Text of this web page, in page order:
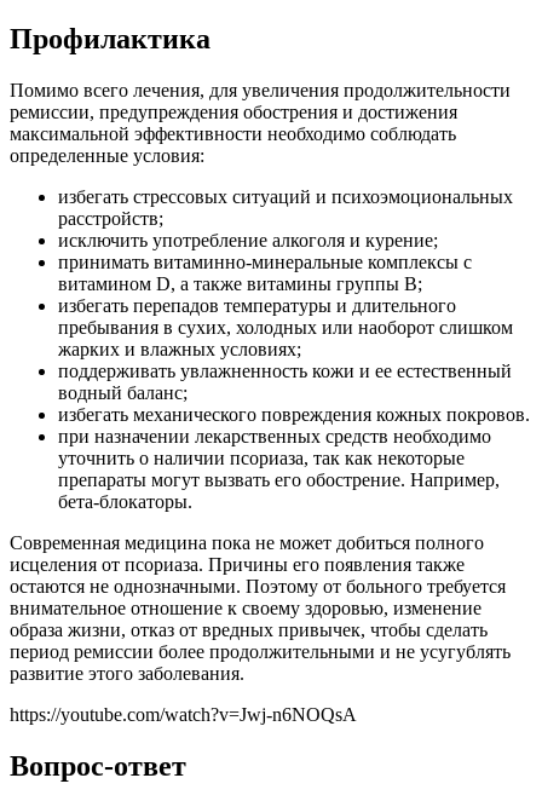
Профилактика
Помимо всего лечения, для увеличения продолжительности
ремиссии, предупреждения обострения и достижения
максимальной эффективности необходимо соблюдать
определенные условия:
избегать стрессовых ситуаций и психоэмоциональных
расстройств;
исключить употребление алкоголя и курение;
принимать витаминно-минеральные комплексы с
витамином D, а также витамины группы В;
избегать перепадов температуры и длительного
пребывания в сухих, холодных или наоборот слишком
жарких и влажных условиях;
поддерживать увлажненность кожи и ее естественный
водный баланс;
избегать механического повреждения кожных покровов.
при назначении лекарственных средств необходимо
уточнить о наличии псориаза, так как некоторые
препараты могут вызвать его обострение. Например,
бета-блокаторы.
Современная медицина пока не может добиться полного
исцеления от псориаза. Причины его появления также
остаются не однозначными. Поэтому от больного требуется
внимательное отношение к своему здоровью, изменение
образа жизни, отказ от вредных привычек, чтобы сделать
период ремиссии более продолжительными и не усугублять
развитие этого заболевания.
https://youtube.com/watch?v=Jwj-n6NOQsA
Вопрос-ответ